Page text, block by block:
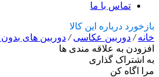
تماس با ما
بازخورد درباره این کالا
خانه/ دوربین عکاسی/ دوربین های بدون
افزودن به علاقه مندی ها
به اشتراک گذاری
مرا اگاه کن